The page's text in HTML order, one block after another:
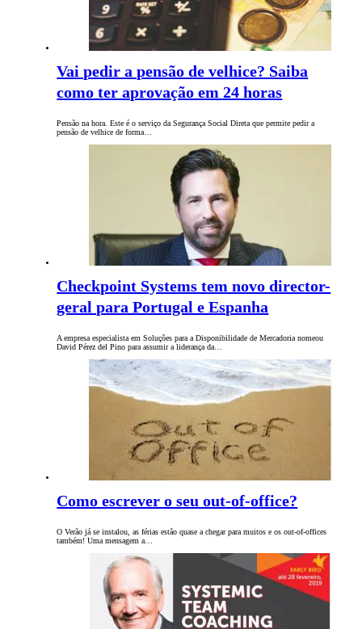
Vai pedir a pensão de velhice? Saiba
como ter aprovação em 24 horas
Pensão na hora. Este é o serviço da Segurança Social Direta que permite pedir a
pensão de velhice de forma…
Checkpoint Systems tem novo director-
geral para Portugal e Espanha
A empresa especialista em Soluções para a Disponibilidade de Mercadoria nomeou
David Pérez del Pino para assumir a liderança da…
Como escrever o seu out-of-office?
O Verão já se instalou, as férias estão quase a chegar para muitos e os out-of-offices
também! Uma mensagem a…